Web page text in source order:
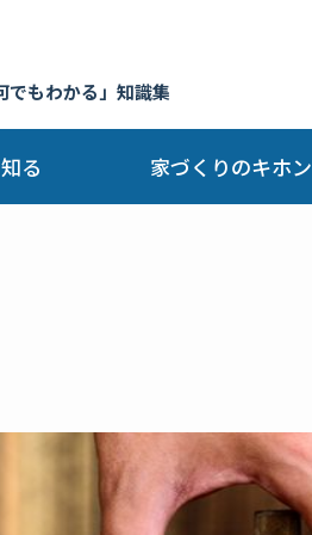
でもわかる」知識集
る 家づくりのキホン